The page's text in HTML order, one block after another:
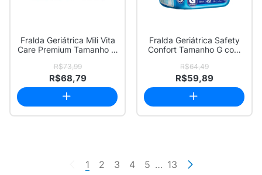
Fralda Geriátrica Mili Vita
Care Premium Tamanho M
R$73,99
R$68,79
Fralda Geriátrica Safety
Confort Tamanho G com
R$64,49
R$59,89
1 2 3 4 5 … 13